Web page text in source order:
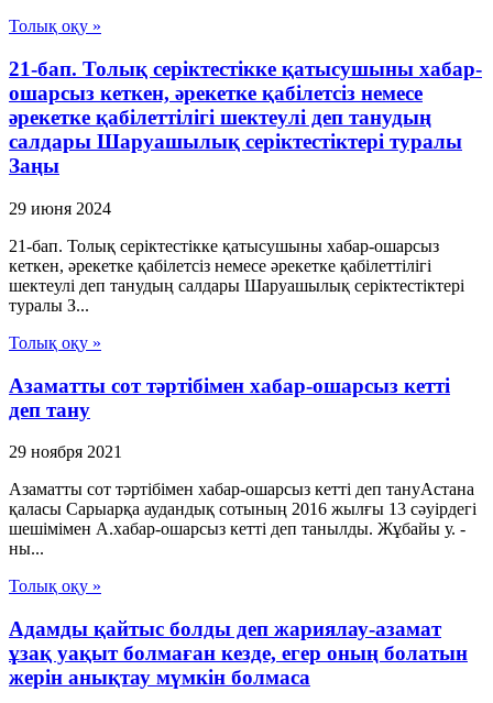
Толық оқу »
21-бап. Толық серiктестiкке қатысушыны хабар-
ошарсыз кеткен, әрекетке қабiлетсiз немесе
әрекетке қабiлеттiлiгi шектеулi деп танудың
салдары Шаруашылық серіктестіктері туралы
Заңы
29 июня 2024
21-бап. Толық серiктестiкке қатысушыны хабар-ошарсыз
кеткен, әрекетке қабiлетсiз немесе әрекетке қабiлеттiлiгi
шектеулi деп танудың салдары Шаруашылық серіктестіктері
туралы З...
Толық оқу »
Азаматты сот тәртібімен хабар-ошарсыз кетті
деп тану
29 ноября 2021
Азаматты сот тәртібімен хабар-ошарсыз кетті деп тануАстана
қаласы Сарыарқа аудандық сотының 2016 жылғы 13 сәуірдегі
шешімімен А.хабар-ошарсыз кетті деп танылды. Жұбайы у. -
ны...
Толық оқу »
Адамды қайтыс болды деп жариялау-азамат
ұзақ уақыт болмаған кезде, егер оның болатын
жерін анықтау мүмкін болмаса